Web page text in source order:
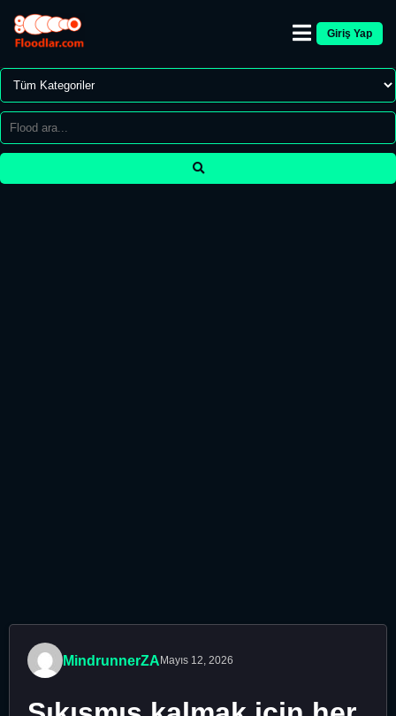
Giriş Yap
MindrunnerZA Mayıs 12, 2026